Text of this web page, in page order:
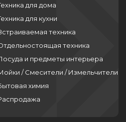
для дома
для кухни
техника
техника
и предметы интерьера
/ Смесители / Измельчители
химия